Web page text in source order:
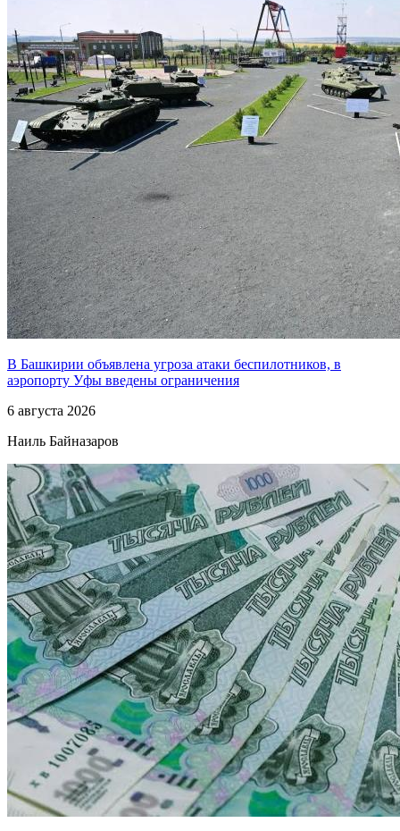
В Башкирии объявлена угроза атаки беспилотников, в
аэропорту Уфы введены ограничения
6 августа 2026
Наиль Байназаров